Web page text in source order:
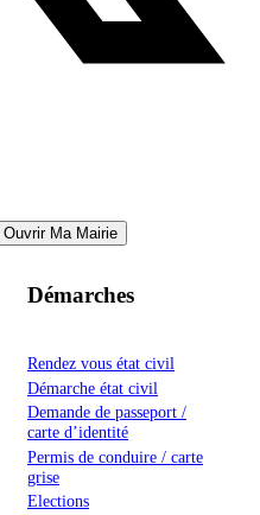
Ouvrir Ma Mairie
Démarches
Rendez vous état civil
Démarche état civil
Demande de passeport /
carte d’identité
Permis de conduire / carte
grise
Elections